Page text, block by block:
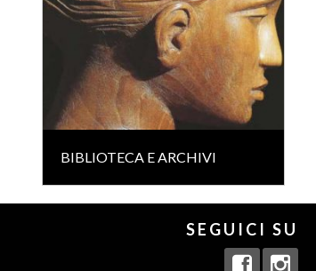
BIBLIOTECA E ARCHIVI
SEGUICI SU